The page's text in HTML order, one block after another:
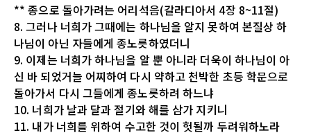
** 종으로 돌아가려는 어리석음(갈라디아서 4장 8~11절)
8. 그러나 너희가 그때에는 하나님을 알지 못하여 본질상 하
나님이 아닌 자들에게 종노릇하였더니
9. 이제는 너희가 하나님을 알 뿐 아니라 더욱이 하나님이 아
신 바 되었거늘 어찌하여 다시 약하고 천박한 초등 학문으로
돌아가서 다시 그들에게 종노릇하려 하느냐
10. 너희가 날과 달과 절기와 해를 삼가 지키니
11. 내가 너희를 위하여 수고한 것이 헛될까 두려워하노라